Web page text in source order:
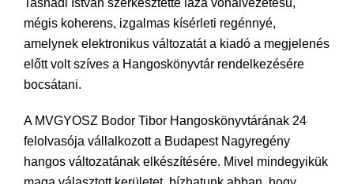
Tasnádi István szerkesztette laza vonalvezetésű,
mégis koherens, izgalmas kísérleti regénnyé,
amelynek elektronikus változatát a kiadó a megjelenés
előtt volt szíves a Hangoskönyvtár rendelkezésére
bocsátani.
A MVGYOSZ Bodor Tibor Hangoskönyvtárának 24
felolvasója vállalkozott a Budapest Nagyregény
hangos változatának elkészítésére. Mivel mindegyikük